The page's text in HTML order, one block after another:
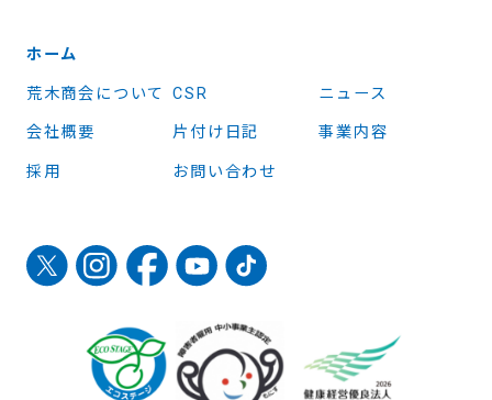
ホーム
荒木商会について CSR ニュース
会社概要 片付け日記 事業内容
採用 お問い合わせ